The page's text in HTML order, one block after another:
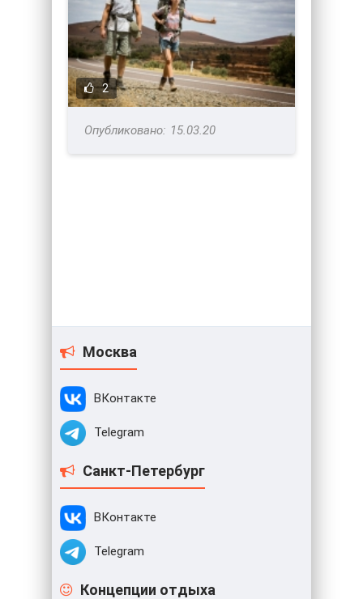
2
15.03.20
Москва
ВКонтакте
Telegram
Санкт-Петербург
ВКонтакте
Telegram
Концепции отдыха